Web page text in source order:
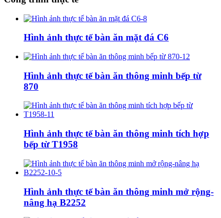
Hình ảnh thực tế bàn ăn mặt đá C6
Hình ảnh thực tế bàn ăn thông minh bếp từ
870
Hình ảnh thực tế bàn ăn thông minh tích hợp
bếp từ T1958
Hình ảnh thực tế bàn ăn thông minh mở rộng-
nâng hạ B2252